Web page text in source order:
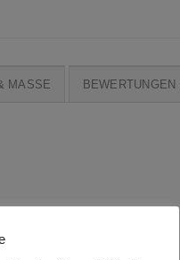
MASSE BEWERTUNGEN